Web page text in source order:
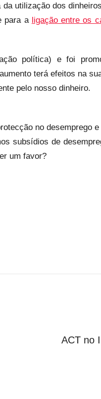
utilização dos
para a ligação entre os
política) e foi
terá efeitos na
pelo nosso dinheiro.
no desemprego e
subsídios de
um favor?
ACT no